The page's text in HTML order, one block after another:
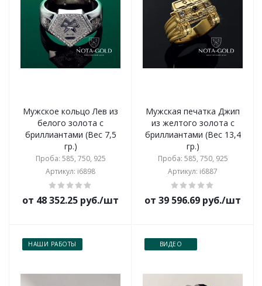
Мужское кольцо Лев из
белого золота с
бриллиантами (Вес 7,5
гр.)
Проба: 585, 750, 925
Артикул: i6898
от 48 352.25 руб./шт
Мужская печатка Джип
из желтого золота с
бриллиантами (Вес 13,4
гр.)
Проба: 585, 750, 925
Артикул: i6887
от 39 596.69 руб./шт
НАШИ РАБОТЫ ВИДЕО